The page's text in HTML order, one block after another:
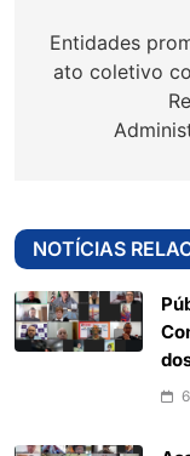
Post
Entidades
ato coletivo
NOTÍCIAS